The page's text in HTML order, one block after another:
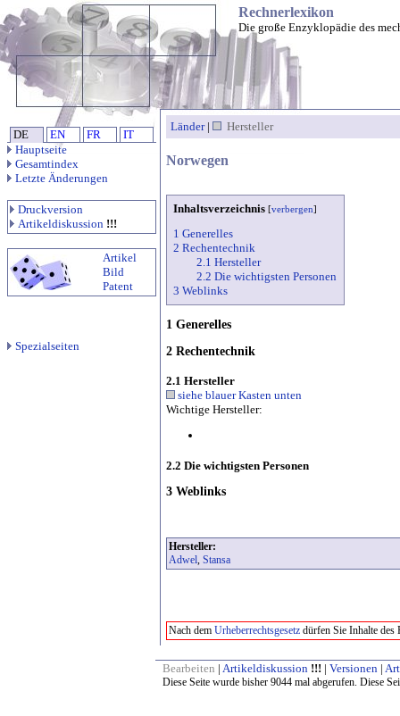
Rechnerlexikon
Die große Enzyklopädie des
DE EN FR
IT
Hauptseite
Gesamtindex
Letzte Änderungen
Druckversion
Artikeldiskussion !!!
Artikel
Bild
Patent
Spezialseiten
Länder| Hersteller
Norwegen
Inhaltsverzeichnis [verbergen]
1 Generelles
2 Rechentechnik
2.1 Hersteller
2.2 Die wichtigsten Personen
3 Weblinks
1 Generelles
2 Rechentechnik
2.1 Hersteller
siehe blauer Kasten unten
Wichtige Hersteller:
2.2 Die wichtigsten Personen
3 Weblinks
Hersteller:
Adwel Stansa
Nach dem Urheberrechtsgesetz dürfen Sie Inhalte des
Bearbeiten | Artikeldiskussion !!! | Versionen |
Diese Seite wurde bisher 9044 mal abgerufen. Diese